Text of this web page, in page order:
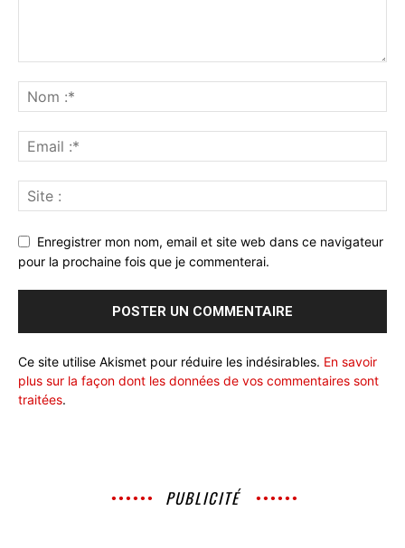
Enregistrer mon nom, email et site web dans ce navigateur
pour la prochaine fois que je commenterai.
Ce site utilise Akismet pour réduire les indésirables. En savoir
plus sur la façon dont les données de vos commentaires sont
traitées.
PUBLICITÉ